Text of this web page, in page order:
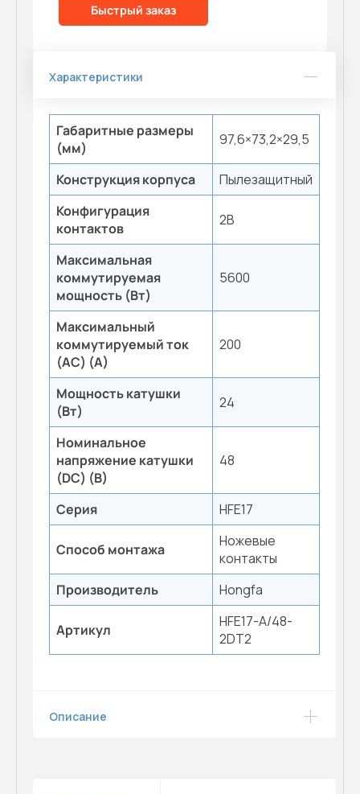
Быстрый заказ
Характеристики
Габаритные размеры
(мм)
97,6×73,2×29,5
Конструкция корпуса
Пылезащитный
Конфигурация
контактов
2B
Максимальная
коммутируемая
мощность (Вт)
5600
Максимальный
коммутируемый ток
(AC) (А)
200
Мощность катушки
(Вт)
24
Номинальное
напряжение катушки
(DC) (В)
48
Серия HFE17
Способ монтажа
Ножевые
контакты
Производитель
Hongfa
Артикул
HFE17-A/48-
2DT2
Описание